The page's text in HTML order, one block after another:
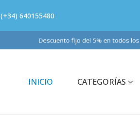
(+34) 640155480
Descuento fijo del 5% en todos
INICIO CATEGORÍAS